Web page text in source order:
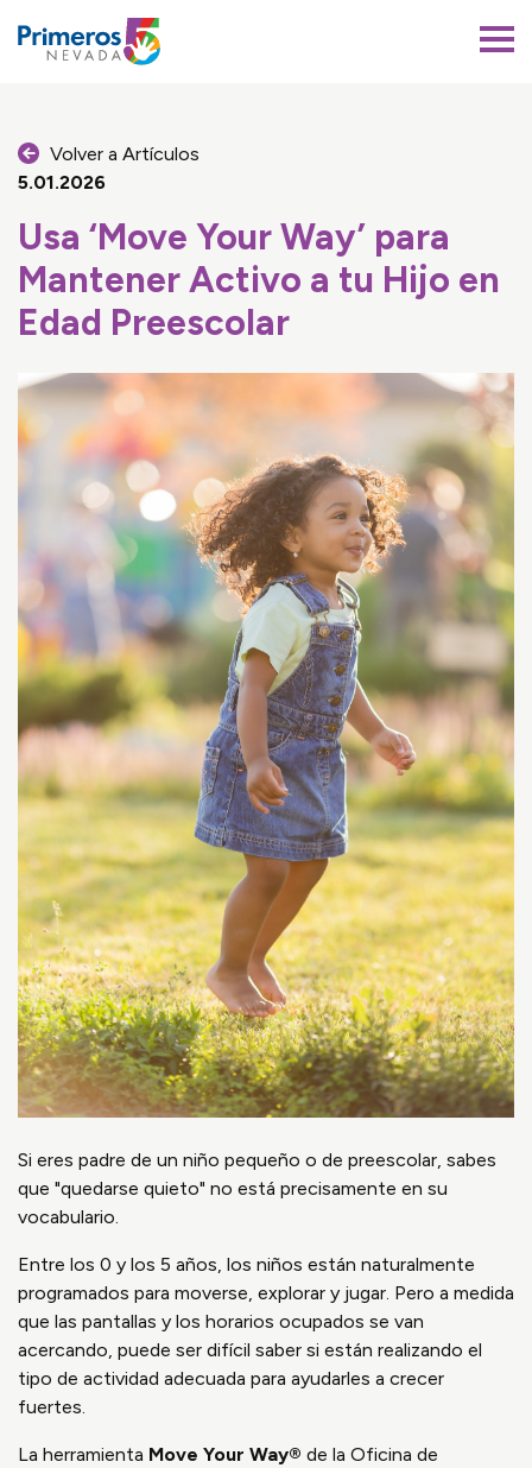
Volver a Artículos
5.01.2026
Usa ‘Move Your Way’ para
Mantener Activo a tu Hijo en
Edad Preescolar
Si eres padre de un niño pequeño o de preescolar, sabes
que "quedarse quieto" no está precisamente en su
vocabulario.
Entre los 0 y los 5 años, los niños están naturalmente
programados para moverse, explorar y jugar. Pero a medida
que las pantallas y los horarios ocupados se van
acercando, puede ser difícil saber si están realizando el
tipo de actividad adecuada para ayudarles a crecer
fuertes.
La herramienta Move Your Way® de la Oficina de